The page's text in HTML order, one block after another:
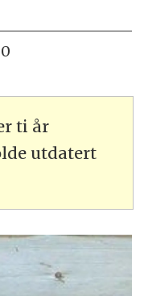
ti år
utdatert